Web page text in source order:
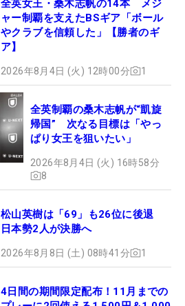
全英女王・桑木志帆の14本 メジ
ャー制覇を支えたBSギア「ボール
やクラブを信頼した」【勝者のギ
ア】
2026年8月4日 (火) 12時00分 1
全英制覇の桑木志帆が“凱旋
帰国” 次なる目標は「やっ
ぱり女王を狙いたい」
2026年8月4日 (火) 16時58分
8
松山英樹は「69」も26位に後退
日本勢2人が決勝へ
2026年8月8日 (土) 08時41分 1
4日間の期間限定配布！11月までの